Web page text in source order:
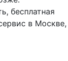
бесплатная
в Москве,